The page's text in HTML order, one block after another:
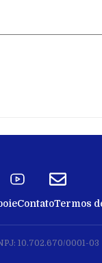
ContatoTermos
10.702.670/0001-03